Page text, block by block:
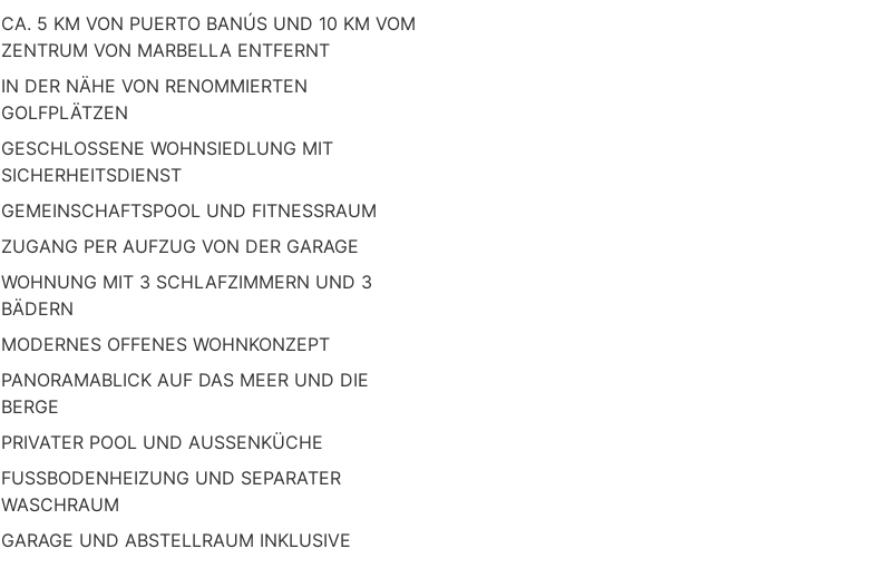
CA. 5 KM VON PUERTO BANÚS UND 10 KM VOM
ZENTRUM VON MARBELLA ENTFERNT
IN DER NÄHE VON RENOMMIERTEN
GOLFPLÄTZEN
GESCHLOSSENE WOHNSIEDLUNG MIT
SICHERHEITSDIENST
GEMEINSCHAFTSPOOL UND FITNESSRAUM
ZUGANG PER AUFZUG VON DER GARAGE
WOHNUNG MIT 3 SCHLAFZIMMERN UND 3
BÄDERN
MODERNES OFFENES WOHNKONZEPT
PANORAMABLICK AUF DAS MEER UND DIE
BERGE
PRIVATER POOL UND AUSSENKÜCHE
FUSSBODENHEIZUNG UND SEPARATER
WASCHRAUM
GARAGE UND ABSTELLRAUM INKLUSIVE